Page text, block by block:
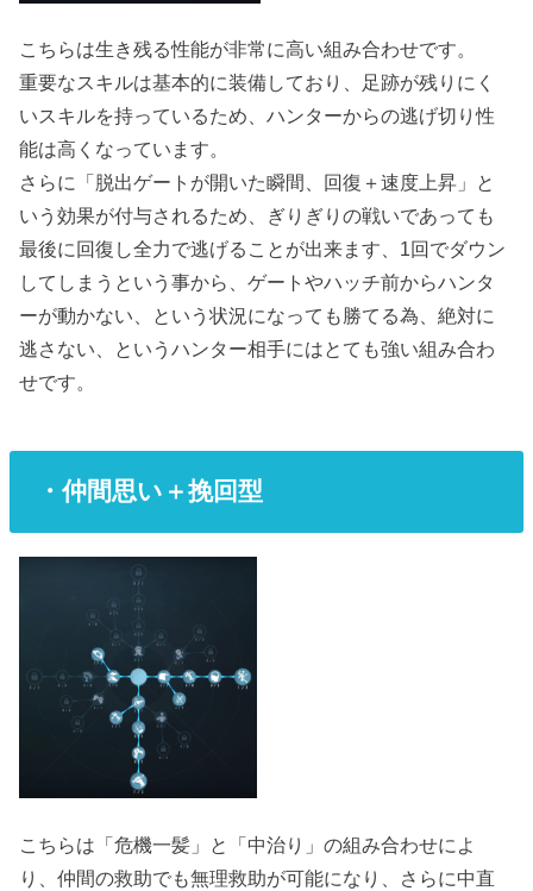
こちらは生き残る性能が非常に高い組み合わせです。
重要なスキルは基本的に装備しており、足跡が残りにく
いスキルを持っているため、ハンターからの逃げ切り性
能は高くなっています。
さらに「脱出ゲートが開いた瞬間、回復＋速度上昇」と
いう効果が付与されるため、ぎりぎりの戦いであっても
最後に回復し全力で逃げることが出来ます、1回でダウン
してしまうという事から、ゲートやハッチ前からハンタ
ーが動かない、という状況になっても勝てる為、絶対に
逃さない、というハンター相手にはとても強い組み合わ
せです。
・仲間思い＋挽回型
こちらは「危機一髪」と「中治り」の組み合わせによ
り、仲間の救助でも無理救助が可能になり、さらに中直